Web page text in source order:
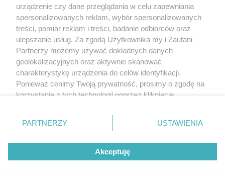
urządzenie czy dane przeglądania w celu zapewniania
spersonalizowanych reklam, wybór spersonalizowanych
treści, pomiar reklam i treści, badanie odbiorców oraz
ulepszanie usług. Za zgodą Użytkownika my i Zaufani
Partnerzy możemy używać dokładnych danych
geolokalizacyjnych oraz aktywnie skanować
charakterystykę urządzenia do celów identyfikacji.
Ponieważ cenimy Twoją prywatność, prosimy o zgodę na
korzystanie z tych technologii poprzez kliknięcie
zmienić/wycofać klikając przycisk ustawień prywatności
znajdujący się w lewym dolnym rogu strony
rodzaje przetwarzania danych nie wymagają zgody
użytkownika, ale masz prawo sprzeciwić się takiemu
przetwarzaniu. Preferencje będą miały zastosowanie tylko
PARTNERZY USTAWIENIA
Akceptuję